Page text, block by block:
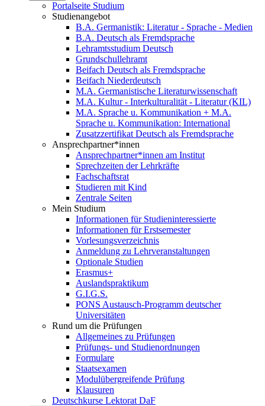
Portalseite Studium
Studienangebot
B.A. Germanistik: Literatur - Sprache - Medien
B.A. Deutsch als Fremdsprache
Lehramtsstudium Deutsch
Grundschullehramt
Beifach Deutsch als Fremdsprache
Beifach Niederdeutsch
M.A. Germanistische Literaturwissenschaft
M.A. Kultur - Interkulturalität - Literatur (KIL)
M.A. Sprache u. Kommunikation + M.A.
Sprache u. Kommunikation: International
Zusatzzertifikat Deutsch als Fremdsprache
Ansprechpartner*innen
Ansprechpartner*innen am Institut
Sprechzeiten der Lehrkräfte
Fachschaftsrat
Studieren mit Kind
Zentrale Seiten
Mein Studium
Informationen für Studieninteressierte
Informationen für Erstsemester
Vorlesungsverzeichnis
Anmeldung zu Lehrveranstaltungen
Optionale Studien
Erasmus+
Auslandspraktikum
G.I.G.S.
PONS Austausch-Programm deutscher
Universitäten
Rund um die Prüfungen
Allgemeines zu Prüfungen
Prüfungs- und Studienordnungen
Formulare
Staatsexamen
Modulübergreifende Prüfung
Klausuren
Deutschkurse Lektorat DaF